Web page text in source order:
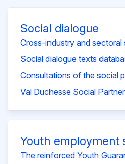
Social dialogue
Cross-industry and sectoral
Social dialogue texts
Consultations of the social
Val Duchesse Social
Youth employment
The reinforced Youth